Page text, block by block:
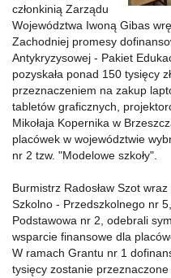
członkinią Zarządu
Województwa Iwoną Gibas
Zachodniej promesy
Antykryzysowej - Pakiet
pozyskała ponad 150 tysięcy
przeznaczeniem na zakup
tabletów graficznych,
Mikołaja Kopernika w
placówek w województwie
nr 2 tzw. "Modelowe szkoły".
Burmistrz Radosław Szot
Szkolno - Przedszkolnego nr
Podstawowa nr 2, odebrali
wsparcie finansowe dla
W ramach Grantu nr 1
tysięcy zostanie